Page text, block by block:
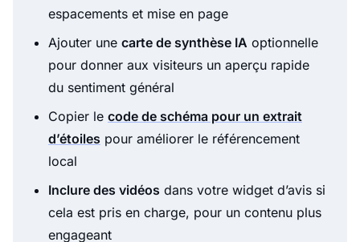
espacements et mise en page
Ajouter une carte de synthèse IA optionnelle
pour donner aux visiteurs un aperçu rapide
du sentiment général
Copier le code de schéma pour un extrait
d’étoiles pour améliorer le référencement
local
Inclure des vidéos dans votre widget d’avis si
cela est pris en charge, pour un contenu plus
engageant